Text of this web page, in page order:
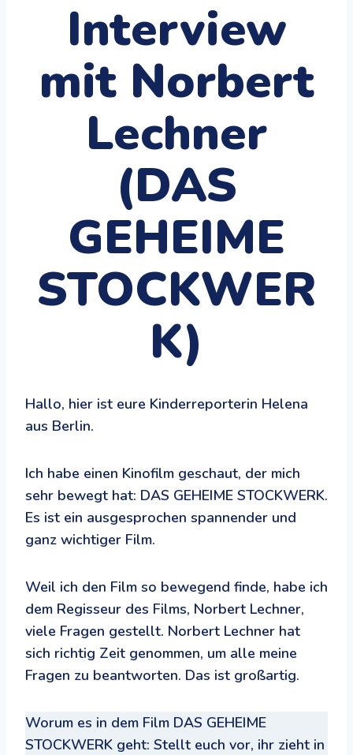
Interview
mit Norbert
Lechner
(DAS
GEHEIME
STOCKWER
K)
Hallo, hier ist eure Kinderreporterin Helena
aus Berlin.
Ich habe einen Kinofilm geschaut, der mich
sehr bewegt hat: DAS GEHEIME STOCKWERK.
Es ist ein ausgesprochen spannender und
ganz wichtiger Film.
Weil ich den Film so bewegend finde, habe ich
dem Regisseur des Films, Norbert Lechner,
viele Fragen gestellt. Norbert Lechner hat
sich richtig Zeit genommen, um alle meine
Fragen zu beantworten. Das ist großartig.
Worum es in dem Film DAS GEHEIME
STOCKWERK geht: Stellt euch vor, ihr zieht in